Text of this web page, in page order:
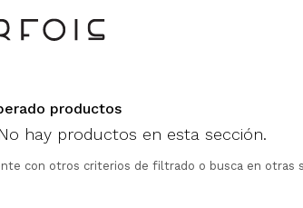
productos
hay productos en esta sección.
con otros criterios de filtrado o busca en otras